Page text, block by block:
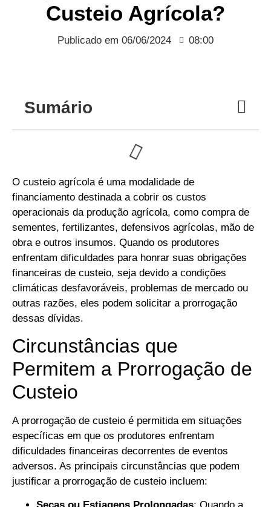
Custeio Agrícola?
Publicado em 06/06/2024 08:00
Sumário
O custeio agrícola é uma modalidade de
financiamento destinada a cobrir os custos
operacionais da produção agrícola, como compra de
sementes, fertilizantes, defensivos agrícolas, mão de
obra e outros insumos. Quando os produtores
enfrentam dificuldades para honrar suas obrigações
financeiras de custeio, seja devido a condições
climáticas desfavoráveis, problemas de mercado ou
outras razões, eles podem solicitar a prorrogação
dessas dívidas.
Circunstâncias que
Permitem a Prorrogação de
Custeio
A prorrogação de custeio é permitida em situações
específicas em que os produtores enfrentam
dificuldades financeiras decorrentes de eventos
adversos. As principais circunstâncias que podem
justificar a prorrogação de custeio incluem: